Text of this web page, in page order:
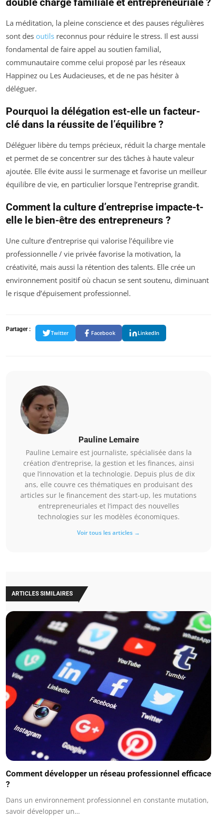
double charge familiale et entrepreneuriale ?
La méditation, la pleine conscience et des pauses régulières
sont des outils reconnus pour réduire le stress. Il est aussi
fondamental de faire appel au soutien familial,
communautaire comme celui proposé par les réseaux
Happinez ou Les Audacieuses, et de ne pas hésiter à
déléguer.
Pourquoi la délégation est-elle un facteur-
clé dans la réussite de l’équilibre ?
Déléguer libère du temps précieux, réduit la charge mentale
et permet de se concentrer sur des tâches à haute valeur
ajoutée. Elle évite aussi le surmenage et favorise un meilleur
équilibre de vie, en particulier lorsque l’entreprise grandit.
Comment la culture d’entreprise impacte-t-
elle le bien-être des entrepreneurs ?
Une culture d’entreprise qui valorise l’équilibre vie
professionnelle / vie privée favorise la motivation, la
créativité, mais aussi la rétention des talents. Elle crée un
environnement positif où chacun se sent soutenu, diminuant
le risque d’épuisement professionnel.
Partager :
Twitter Facebook LinkedIn
Pauline Lemaire
Pauline Lemaire est journaliste, spécialisée dans la
création d’entreprise, la gestion et les finances, ainsi
que l’innovation et la technologie. Depuis plus de dix
ans, elle couvre ces thématiques en produisant des
articles sur le financement des start-up, les mutations
entrepreneuriales et l’impact des nouvelles
technologies sur les modèles économiques.
Voir tous les articles →
ARTICLES SIMILAIRES
Comment développer un réseau professionnel efficace
?
Dans un environnement professionnel en constante mutation,
savoir développer un…